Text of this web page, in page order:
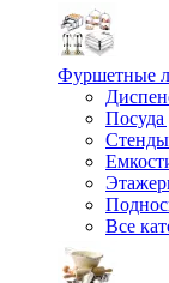
Фуршетные
Посуда
Все